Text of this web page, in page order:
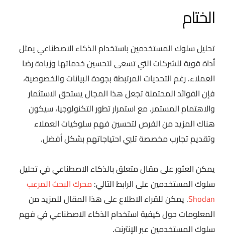
الختام
تحليل سلوك المستخدمين باستخدام الذكاء الاصطناعي يمثل
أداة قوية للشركات التي تسعى لتحسين خدماتها وزيادة رضا
العملاء. رغم التحديات المرتبطة بجودة البيانات والخصوصية،
فإن الفوائد المحتملة تجعل هذا المجال يستحق الاستثمار
والاهتمام المستمر. مع استمرار تطور التكنولوجيا، سيكون
هناك المزيد من الفرص لتحسين فهم سلوكيات العملاء
وتقديم تجارب مخصصة تلبي احتياجاتهم بشكل أفضل.
يمكن العثور على مقال متعلق بالذكاء الاصطناعي في تحليل
سلوك المستخدمين على الرابط التالي:محرك البحث المرعب
Shodan. يمكن للقراء الاطلاع على هذا المقال للمزيد من
المعلومات حول كيفية استخدام الذكاء الاصطناعي في فهم
سلوك المستخدمين عبر الإنترنت.